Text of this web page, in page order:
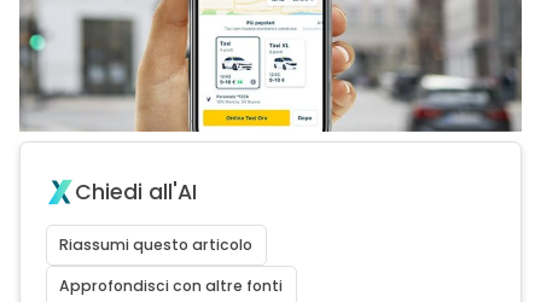
Chiedi all'AI
Riassumi questo articolo
Approfondisci con altre fonti